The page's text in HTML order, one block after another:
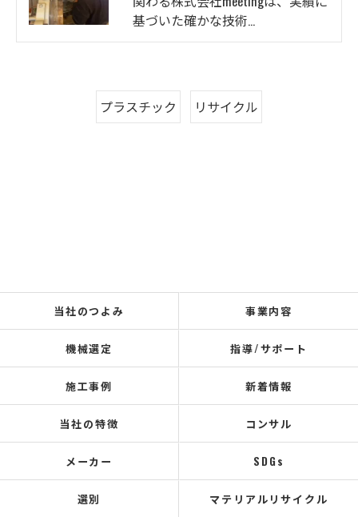
基づいた確かな技術…
プラスチック リサイクル
当社のつよみ 事業内容
機械選定 指導/サポート
施工事例 新着情報
当社の特徴 コンサル
メーカー SDGs
選別 マテリアルリサイクル